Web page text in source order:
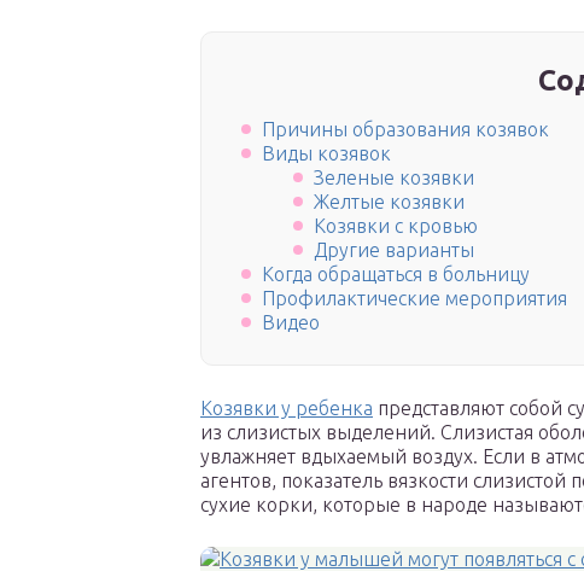
Причины образования козявок
Виды козявок
Зеленые козявки
Желтые козявки
Козявки с кровью
Другие варианты
Когда обращаться в больницу
Профилактические мероприятия
Видео
Козявки у ребенка представляют собой
из слизистых выделений. Слизистая
увлажняет вдыхаемый воздух. Если в
агентов, показатель вязкости
сухие корки, которые в народе